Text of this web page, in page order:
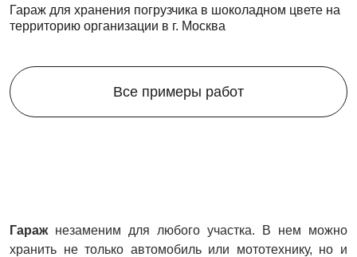
Гараж для хранения погрузчика в шоколадном цвете на
территорию организации в г. Москва
Все примеры работ
Гараж незаменим для любого участка. В нем можно
хранить не только автомобиль или мототехнику, но и